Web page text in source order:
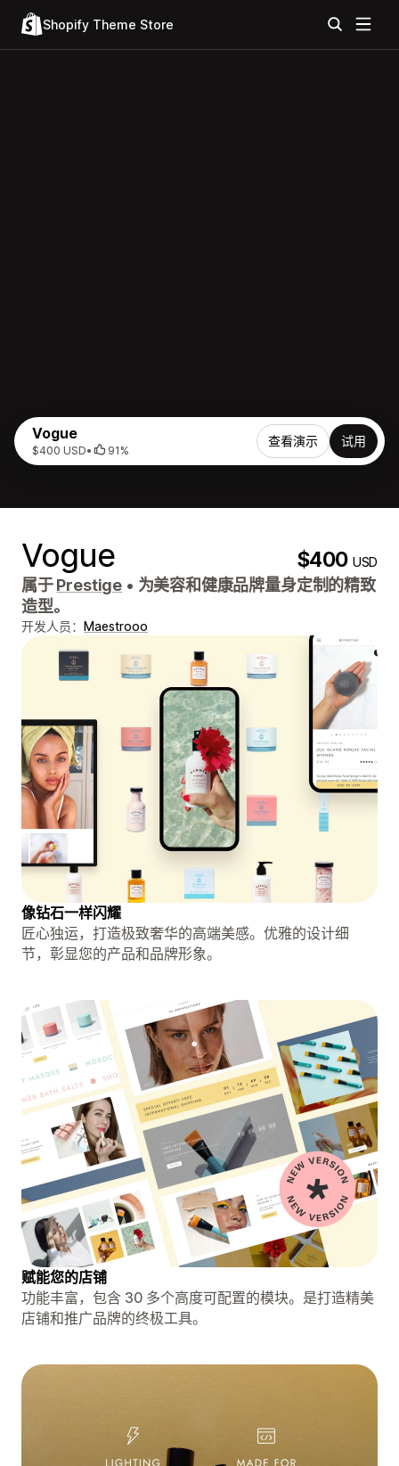
Shopify Theme Store
Vogue
$400 USD• 91%
查看演示 试用
Vogue $400USD
属于Prestige • 为美容和健康品牌量身定制的精致
造型。
开发人员： Maestrooo
像钻石一样闪耀
匠心独运，打造极致奢华的高端美感。优雅的设计细
节，彰显您的产品和品牌形象。
赋能您的店铺
功能丰富，包含 30 多个高度可配置的模块。是打造精美
店铺和推广品牌的终极工具。